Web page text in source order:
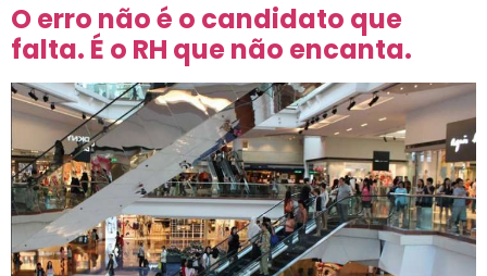
O erro não é o candidato que
falta. É o RH que não encanta.